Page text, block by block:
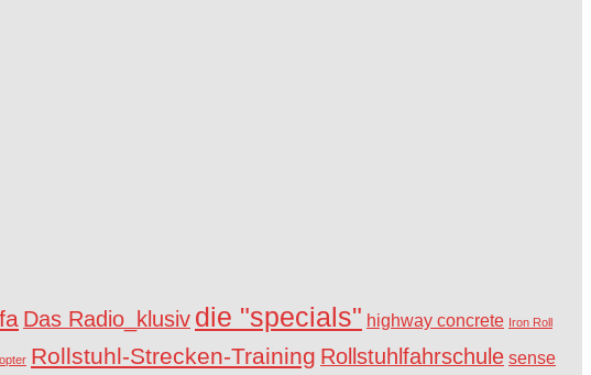
Das Radio_klusiv die "specials" highway concrete Iron Roll
Rollstuhl-Strecken-Training Rollstuhlfahrschule sense